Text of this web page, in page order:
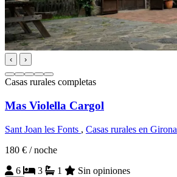
‹ ›
Casas rurales completas
Mas Violella Cargol
Sant Joan les Fonts , Casas rurales en Girona
180 € / noche
6
3 1 Sin opiniones